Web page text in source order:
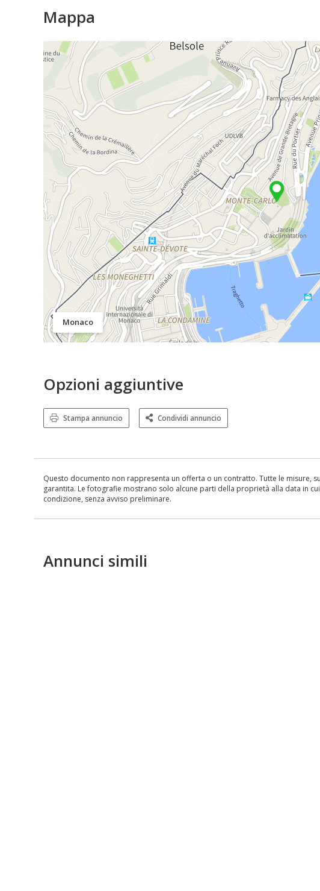
Mappa
Monaco
Opzioni aggiuntive
Stampa annuncio Condividi annuncio
Questo documento non rappresenta un offerta o un contratto. Tutte le misure,
garantita. Le fotografie mostrano solo alcune parti della proprietà alla data in
condizione, senza avviso preliminare.
Annunci simili